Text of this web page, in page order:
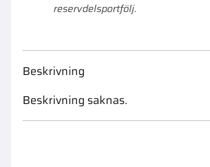
reservdelsportfölj.
Beskrivning
Beskrivning saknas.